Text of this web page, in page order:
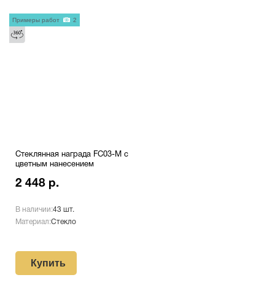
Стеклянная награда FC03-M с
цветным нанесением
2 448 р.
В наличии:43 шт.
Материал:Стекло
Купить
Примеры работ 2